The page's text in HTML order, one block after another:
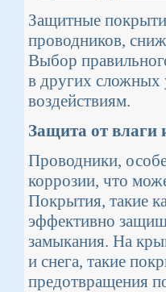
Защитные
проводников,
Выбор
в других сложных
воздействиям.
Защита от влаги
Проводники,
коррозии, что
Покрытия, такие
эффективно
замыкания. На
и снега, такие
предотвращения